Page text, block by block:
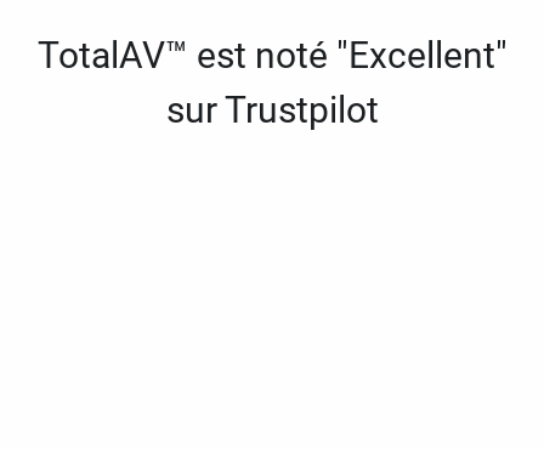
TotalAV™ est noté "Excellent"
sur Trustpilot